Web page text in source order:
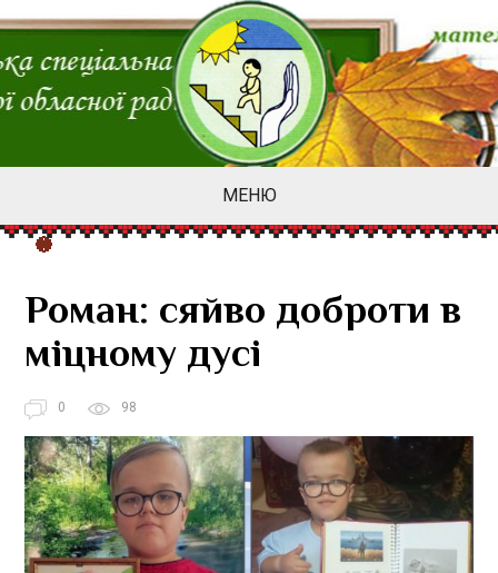
МЕНЮ
Роман: сяйво доброти в
міцному дусі
0 98